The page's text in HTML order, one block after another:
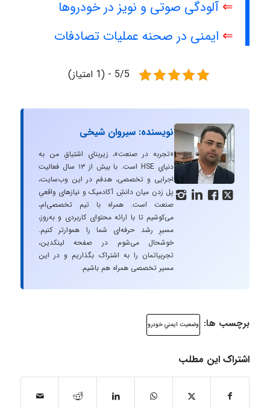
⇐ آلودگی صوتی و نویز در خودروها
⇐ ایمنی در صحنه عملیات تصادفات
5/5 - (1 امتیاز)
   
نویسنده: سیروان شیخی
«تجربه در صنعت»، زیربنایِ اشتیاقِ من به
دنیایِ HSE است. با بیش از ۱۳ سال فعالیت
اجرایی و تخصصی، هدفم در این وب‌سایت،
پل زدن میان دانشِ آکادمیک و نیازهای واقعیِ
صنعت است. همراه با تیم تخصصی‌ام،
می‌کوشیم تا با ارائه محتوای کاربردی و به‌روز،
مسیرِ رشد حرفه‌ای شما را هموارتر کنیم.
خوشحال می‌شوم در صفحه لینکدین،
تجربیاتمان را به اشتراک بگذاریم و در این
مسیر تخصصی همراه هم باشیم.
برچسب ها: وضعيت ايمني خودرو
اشتراک این مطلب